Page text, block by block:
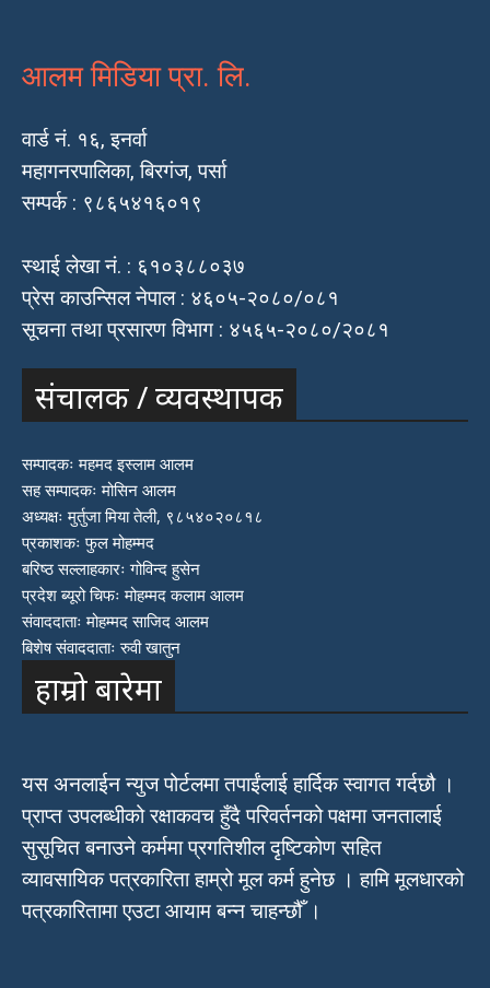
आलम मिडिया प्रा. लि.
वार्ड नं. १६, इनर्वा
महागनरपालिका, बिरगंज, पर्सा
सम्पर्क : ९८६५४१६०१९
स्थाई लेखा नं. : ६१०३८८०३७
प्रेस काउन्सिल नेपाल : ४६०५-२०८०/०८१
सूचना तथा प्रसारण विभाग : ४५६५-२०८०/२०८१
संचालक / व्यवस्थापक
सम्पादकः महमद इस्लाम आलम
सह सम्पादकः मोसिन आलम
अध्यक्षः मुर्तुजा मिया तेली, ९८५४०२०८१८
प्रकाशकः फुल मोहम्मद
बरिष्ठ सल्लाहकारः गोविन्द हुसेन
प्रदेश ब्यूरो चिफः मोहम्मद कलाम आलम
संवाददाताः मोहम्मद साजिद आलम
बिशेष संवाददाताः रुवी खातुन
हाम्रो बारेमा
यस अनलाईन न्युज पोर्टलमा तपाईंलाई हार्दिक स्वागत गर्दछौ ।
प्राप्त उपलब्धीको रक्षाकवच हुँदै परिवर्तनको पक्षमा जनतालाई
सुसूचित बनाउने कर्ममा प्रगतिशील दृष्टिकोण सहित
व्यावसायिक पत्रकारिता हाम्रो मूल कर्म हुनेछ । हामि मूलधारको
पत्रकारितामा एउटा आयाम बन्न चाहन्छौँ ।